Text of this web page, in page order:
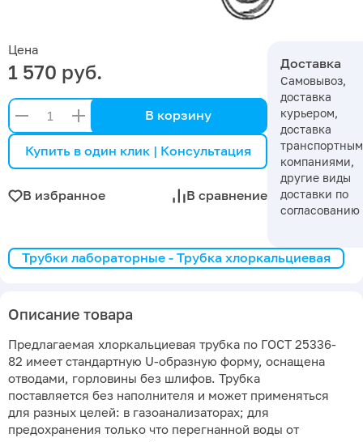
Цена
1 570 руб.
В корзину
Купить в один клик | Консультация
В избранное В сравнение
Доставка
Самовывоз,
доставка
курьером,
доставка
компаниями,
другие виды
доставки по
согласованию
Трубки лабораторные - Трубка хлоркальциевая
Описание товара
Предлагаемая хлоркальциевая трубка по ГОСТ 25336-
82 имеет стандартную U-образную форму, оснащена
отводами, горловины без шлифов. Трубка
поставляется без наполнителя и может применяться
для разных целей: в газоанализаторах; для
предохранения только что перегнанной воды от